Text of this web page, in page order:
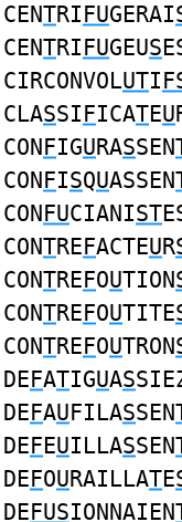
CENTRIFUGERAI
CENTRIFUGEUS
CIRCONVOLUTI
CLASSIFICATEU
CONFIGURASSEN
CONFISQUASSEN
CONFUCIANIST
CONTREFACTEUR
CONTREFOUTION
CONTREFOUTITE
CONTREFOUTRON
DEFATIGUAS
DEFAUFILASSEN
DEFEUILLASSEN
DEFOURAILLATE
DEFUSIONNAIEN